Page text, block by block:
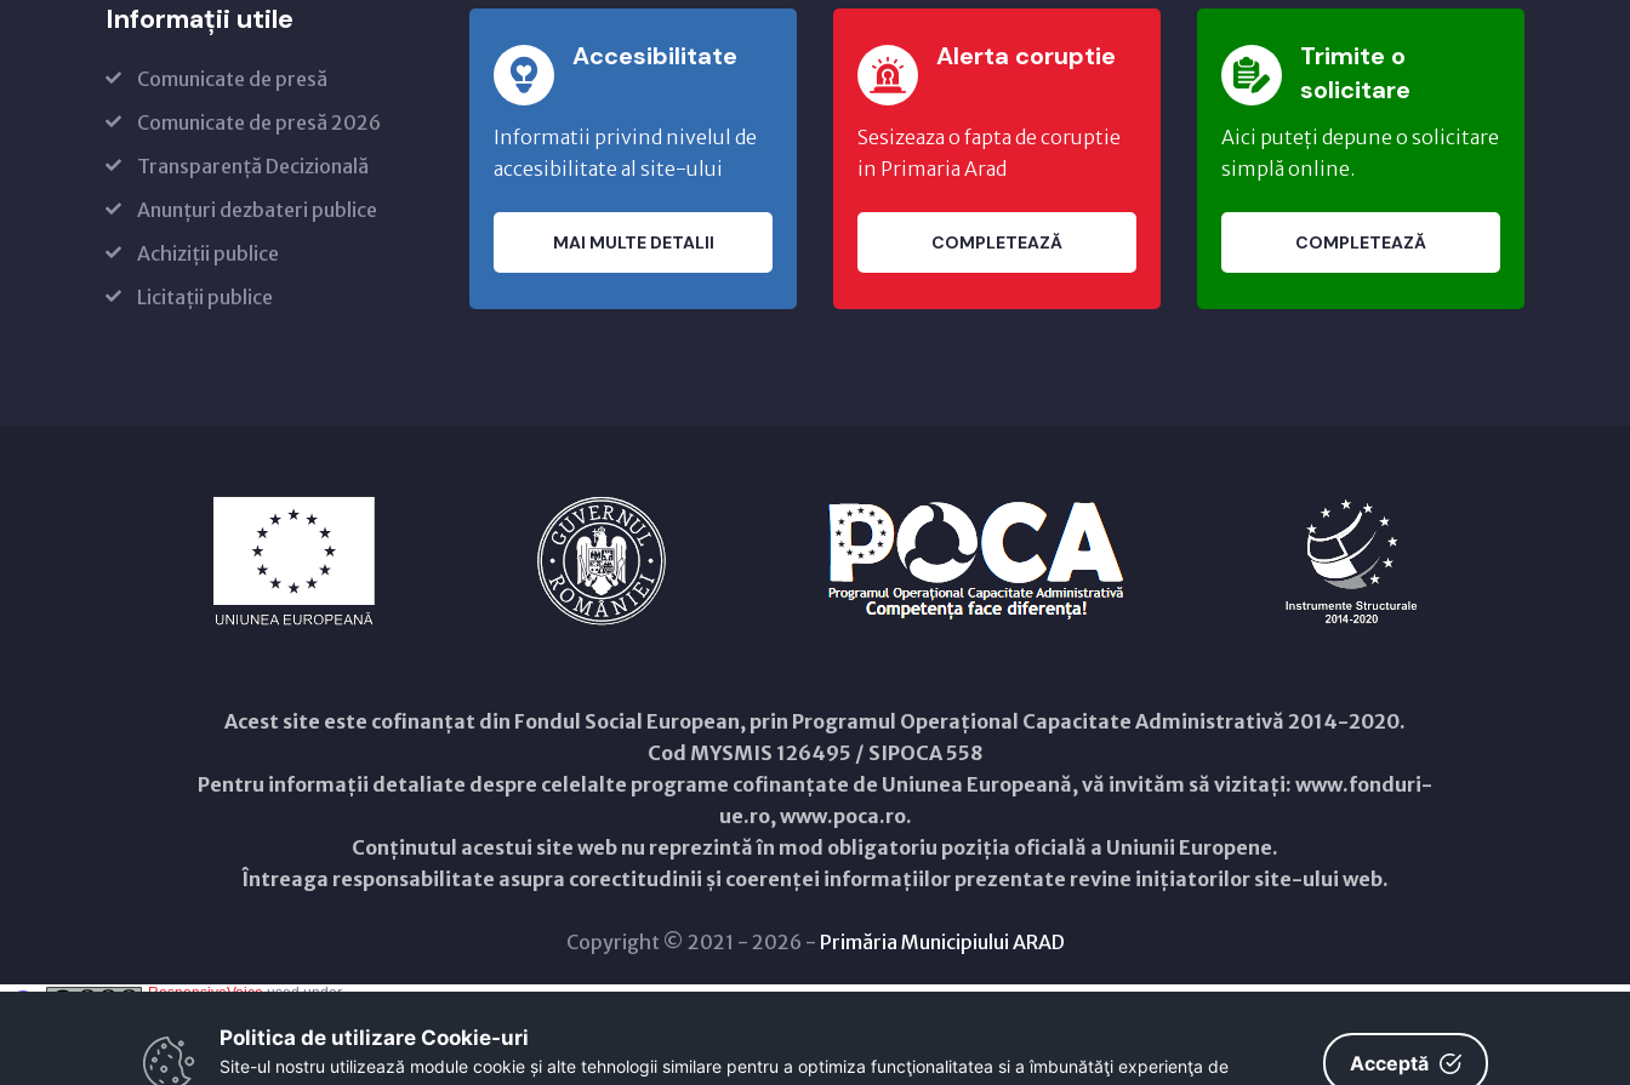
Informații utile
Comunicate de presă
Comunicate de presă 2026
Transparență Decizională
Anunțuri dezbateri publice
Achiziții publice
Licitații publice
Accesibilitate
Informatii privind nivelul de
accesibilitate al site-ului
MAI MULTE DETALII
Alerta coruptie
Sesizeaza o fapta de coruptie
in Primaria Arad
COMPLETEAZĂ
Trimite o
solicitare
Aici puteți depune o solicitare
simplă online.
COMPLETEAZĂ
Acest site este cofinanțat din Fondul Social European, prin Programul Operațional Capacitate Administrativă 2014-2020.
Cod MYSMIS 126495 / SIPOCA 558
Pentru informații detaliate despre celelalte programe cofinanțate de Uniunea Europeană, vă invităm să vizitați: www.fonduri-
ue.ro,www.poca.ro.
Conținutul acestui site web nu reprezintă în mod obligatoriu poziția oficială a Uniunii Europene.
Întreaga responsabilitate asupra corectitudinii și coerenței informațiilor prezentate revine inițiatorilor site-ului web.
Copyright © 2021 - 2026 - Primăria Municipiului ARAD
ResponsiveVoice used under
Politica de utilizare Cookie-uri‎
Site-ul nostru utilizează module cookie și alte tehnologii similare pentru a optimiza funcţionalitatea si a îmbunătăţi experienţa de
Acceptă